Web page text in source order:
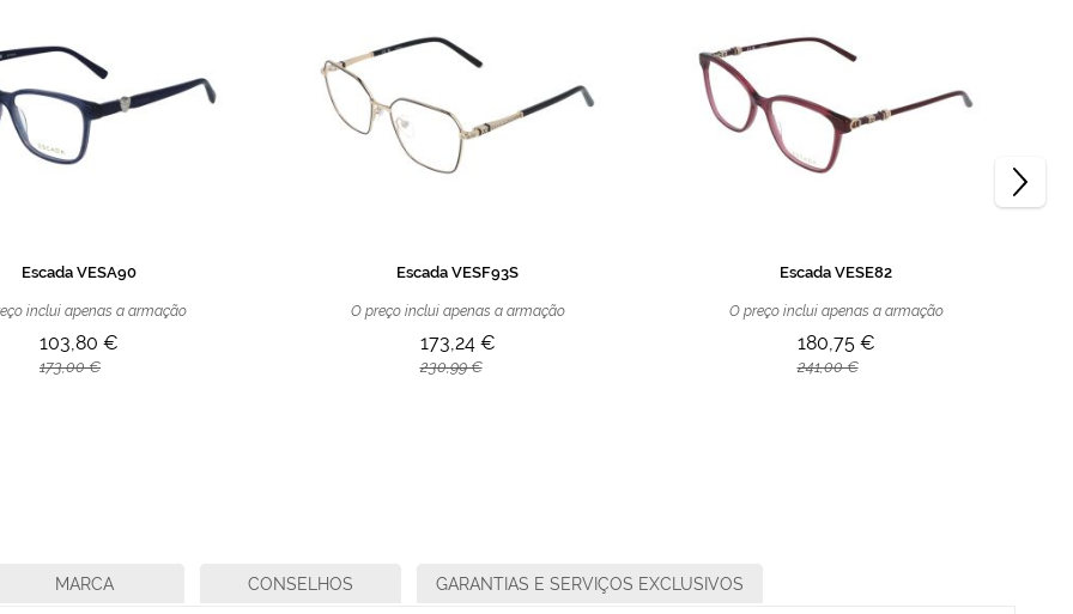
Escada VESA90
inclui apenas a armação
103,80 €
173,00 €
Escada VESF93S
O preço inclui apenas a armação
173,24 €
230,99 €
Escada VESE82
O preço inclui apenas a armação
180,75 €
241,00 €
MARCA CONSELHOS GARANTIAS E SERVIÇOS EXCLUSIVOS